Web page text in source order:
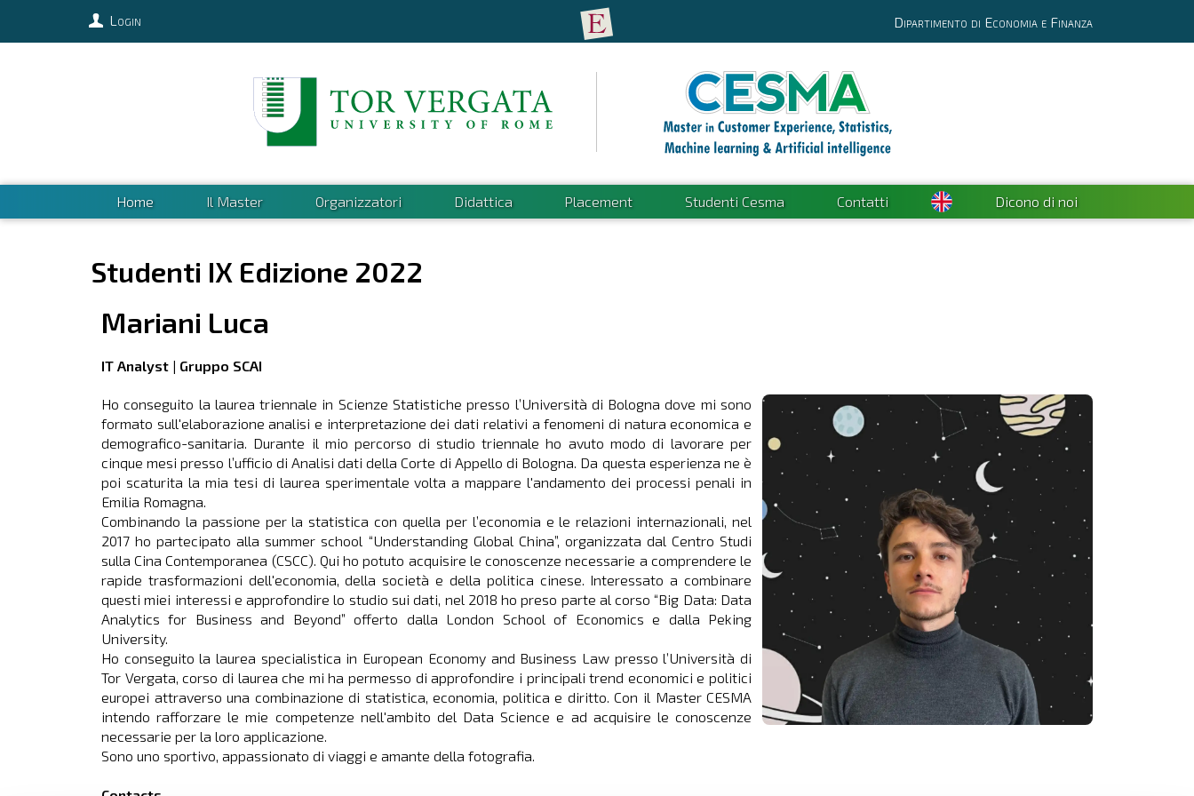
Dipartimento di Economia e Finanza
Login
Home Il Master Organizzatori Didattica Placement Studenti Cesma Contatti Dicono di noi
Studenti IX Edizione 2022
Mariani Luca
IT Analyst | Gruppo SCAI
Ho conseguito la laurea triennale in Scienze Statistiche presso l’Università di Bologna dove mi sono
formato sull'elaborazione analisi e interpretazione dei dati relativi a fenomeni di natura economica e
demografico-sanitaria. Durante il mio percorso di studio triennale ho avuto modo di lavorare per
cinque mesi presso l’ufficio di Analisi dati della Corte di Appello di Bologna. Da questa esperienza ne è
poi scaturita la mia tesi di laurea sperimentale volta a mappare l'andamento dei processi penali in
Emilia Romagna.
Combinando la passione per la statistica con quella per l’economia e le relazioni internazionali, nel
2017 ho partecipato alla summer school “Understanding Global China”, organizzata dal Centro Studi
sulla Cina Contemporanea (CSCC). Qui ho potuto acquisire le conoscenze necessarie a comprendere le
rapide trasformazioni dell'economia, della società e della politica cinese. Interessato a combinare
questi miei interessi e approfondire lo studio sui dati, nel 2018 ho preso parte al corso “Big Data: Data
Analytics for Business and Beyond” offerto dalla London School of Economics e dalla Peking
University.
Ho conseguito la laurea specialistica in European Economy and Business Law presso l’Università di
Tor Vergata, corso di laurea che mi ha permesso di approfondire i principali trend economici e politici
europei attraverso una combinazione di statistica, economia, politica e diritto. Con il Master CESMA
intendo rafforzare le mie competenze nell'ambito del Data Science e ad acquisire le conoscenze
necessarie per la loro applicazione.
Sono uno sportivo, appassionato di viaggi e amante della fotografia.